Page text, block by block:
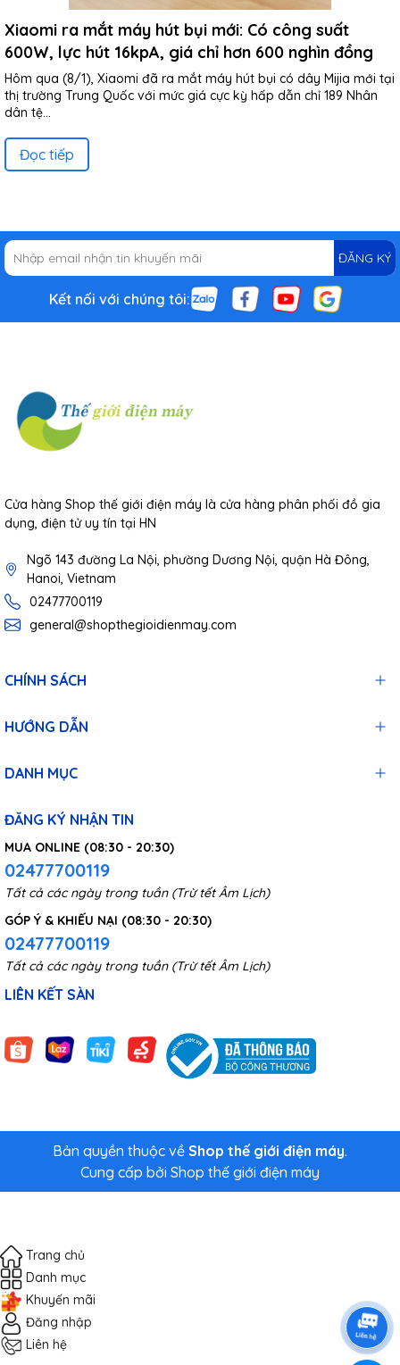
Xiaomi ra mắt máy hút bụi mới: Có công suất
600W, lực hút 16kpA, giá chỉ hơn 600 nghìn đồng
Hôm qua (8/1), Xiaomi đã ra mắt máy hút bụi có dây Mijia mới tại
thị trường Trung Quốc với mức giá cực kỳ hấp dẫn chỉ 189 Nhân
dân tệ...
Đọc tiếp
ĐĂNG KÝ
Kết nối với chúng tôi:
Cửa hàng Shop thế giới điện máy là cửa hàng phân phối đồ gia
dụng, điện tử uy tín tại HN
Ngõ 143 đường La Nội, phường Dương Nội, quận Hà Đông,
Hanoi, Vietnam
02477700119
general@shopthegioidienmay.com
CHÍNH SÁCH
HƯỚNG DẪN
DANH MỤC
ĐĂNG KÝ NHẬN TIN
MUA ONLINE (08:30 - 20:30)
02477700119
Tất cả các ngày trong tuần (Trừ tết Âm Lịch)
GÓP Ý & KHIẾU NẠI (08:30 - 20:30)
02477700119
Tất cả các ngày trong tuần (Trừ tết Âm Lịch)
LIÊN KẾT SÀN
Bản quyền thuộc về Shop thế giới điện máy.
Cung cấp bởi Shop thế giới điện máy
Trang chủ
Danh mục
Khuyến mãi
Đăng nhập
Liên hệ